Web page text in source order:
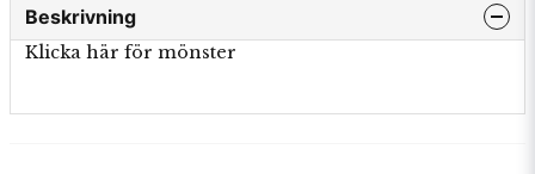
Beskrivning
Klicka här för mönster